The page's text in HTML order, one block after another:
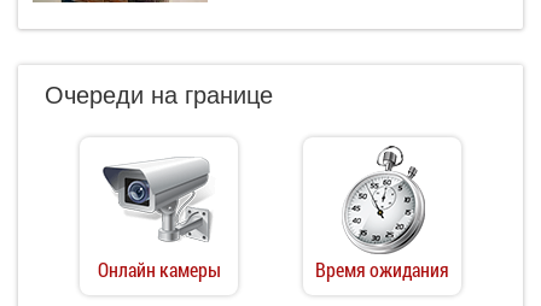
Очереди на границе
Онлайн камеры Время ожидания